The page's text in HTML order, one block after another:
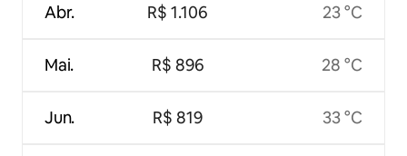
Abr.
Mai.
Jun.
R$ 1.106
R$ 896
R$ 819
23 °C
28 °C
33 °C